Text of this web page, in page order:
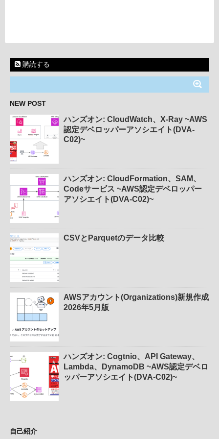
購読する
NEW POST
ハンズオン: CloudWatch、X-Ray ~AWS
認定デベロッパーアソシエイト(DVA-
C02)~
ハンズオン: CloudFormation、SAM、
Codeサービス ~AWS認定デベロッパー
アソシエイト(DVA-C02)~
CSVとParquetのデータ比較
AWSアカウント(Organizations)新規作成
2026年5月版
ハンズオン: Cogtnio、API Gateway、
Lambda、DynamoDB ~AWS認定デベロ
ッパーアソシエイト(DVA-C02)~
自己紹介